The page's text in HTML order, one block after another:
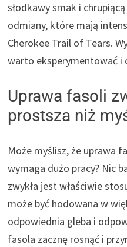
słodkawy smak i
odmiany, które mają
Cherokee Trail of Tears.
warto eksperymentować i
Uprawa fasoli
prostsza niż
Może myślisz, że uprawa
wymaga dużo pracy? Nic
zwykła jest właściwie
może być hodowana w
odpowiednia gleba i
fasola zacznę rosnąć i